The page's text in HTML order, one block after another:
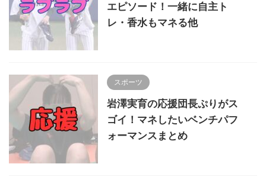
エピソード！一緒に自主ト
レ・香水もマネる他
スポーツ
岩澤実育の応援団長ぷりがス
ゴイ！マネしたいベンチパフ
ォーマンスまとめ